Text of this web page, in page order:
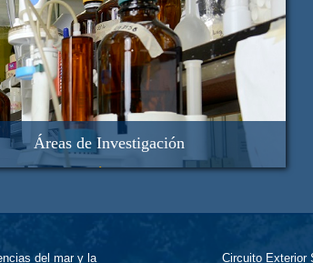
Áreas de Investigación
Biología Acuatica
Limnología
Química Acuática
del mar y la Circuito Exterior